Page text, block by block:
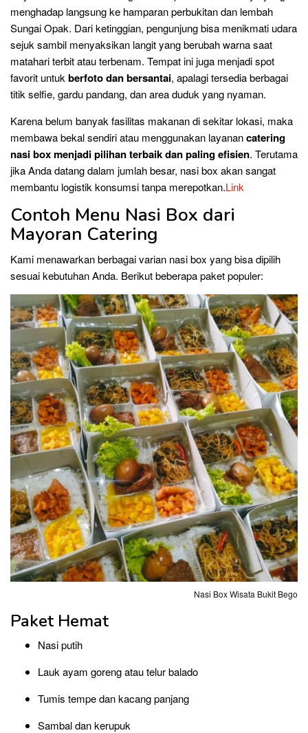
menghadap langsung ke hamparan perbukitan dan lembah
Sungai Opak. Dari ketinggian, pengunjung bisa menikmati udara
sejuk sambil menyaksikan langit yang berubah warna saat
matahari terbit atau terbenam. Tempat ini juga menjadi spot
favorit untuk berfoto dan bersantai, apalagi tersedia berbagai
titik selfie, gardu pandang, dan area duduk yang nyaman.
Karena belum banyak fasilitas makanan di sekitar lokasi, maka
membawa bekal sendiri atau menggunakan layanancatering
nasi box menjadi pilihan terbaik dan paling efisien. Terutama
jika Anda datang dalam jumlah besar, nasi box akan sangat
membantu logistik konsumsi tanpa merepotkan.Link
Contoh Menu Nasi Box dari
Mayoran Catering
Kami menawarkan berbagai varian nasi box yang bisa dipilih
sesuai kebutuhan Anda. Berikut beberapa paket populer:
Nasi Box Wisata Bukit Bego
Paket Hemat
Nasi putih
Lauk ayam goreng atau telur balado
Tumis tempe dan kacang panjang
Sambal dan kerupuk